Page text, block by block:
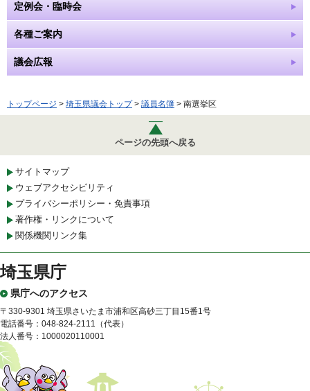
定例会・臨時会
各種ご案内
議会広報
トップページ > 埼玉県議会トップ> 議員名簿 > 南選挙区
ページの先頭へ戻る
サイトマップ
ウェブアクセシビリティ
プライバシーポリシー・免責事項
著作権・リンクについて
関係機関リンク集
埼玉県庁
県庁へのアクセス
〒330-9301 埼玉県さいたま市浦和区高砂三丁目15番1号
電話番号：048-824-2111（代表）
法人番号：1000020110001